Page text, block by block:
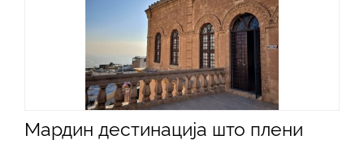
Мардин дестинација што плени